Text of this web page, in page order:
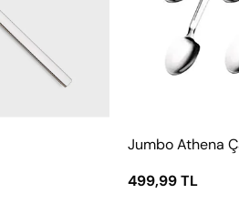
Jumbo Athena
499,99 TL